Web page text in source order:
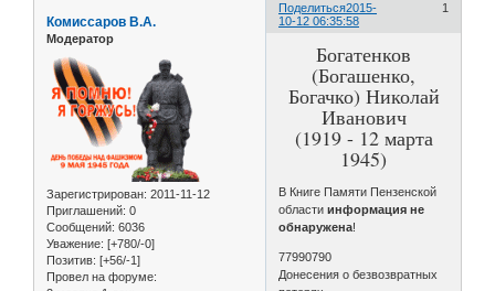
Поделиться 1
2015-
10-12 06:35:58
Комиссаров В.А.
Модератор
Зарегистрирован: 2011-11-12
Приглашений: 0
Сообщений: 6036
Уважение: [+780/-0]
Позитив: [+56/-1]
Провел на форуме:
Богатенков
(Богашенко,
Богачко) Николай
Иванович
(1919 - 12 марта
1945)
В Книге Памяти Пензенской
областиинформация не
обнаружена!
77990790
Донесения о безвозвратных